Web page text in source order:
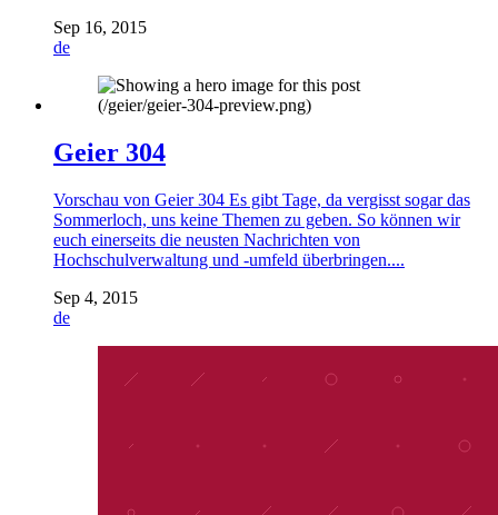
Sep 16, 2015
de
Geier 304
Vorschau von Geier 304 Es gibt Tage, da vergisst sogar das
Sommerloch, uns keine Themen zu geben. So können wir
euch einerseits die neusten Nachrichten von
Hochschulverwaltung und -umfeld überbringen....
Sep 4, 2015
de